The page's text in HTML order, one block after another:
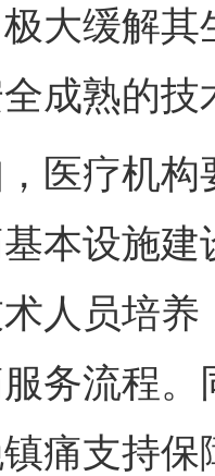
大缓解
成熟的技
疗机构
本设施
人员培
务流程
痛支持保